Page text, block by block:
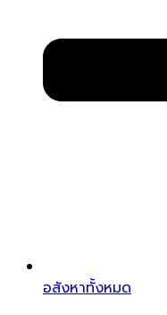
อสังหาทั้งหมด